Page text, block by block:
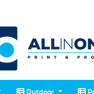
Outdoor
Outdoor